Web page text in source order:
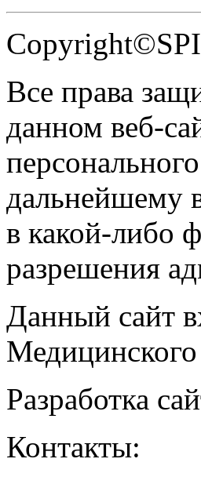
Все права
данном веб-
дальнейшему
в какой-либо
разрешения
Данный сайт
Разработка
Контакты: